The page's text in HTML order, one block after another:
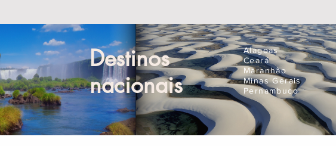
Destinos
nacionais
Alagoas
Ceará
Maranhão
Minas Gerais
Pernambuco